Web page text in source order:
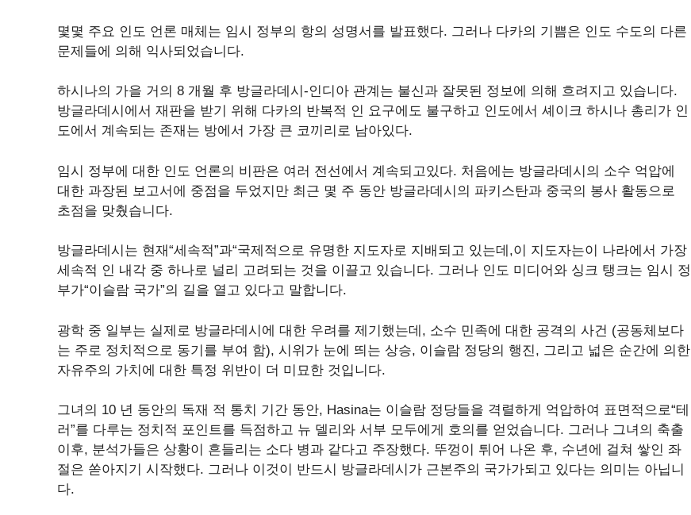
몇몇 주요 인도 언론 매체는 임시 정부의 항의 성명서를 발표했다. 그러나 다카의 기쁨은 인도 수도의 다른
문제들에 의해 익사되었습니다.
하시나의 가을 거의 8 개월 후 방글라데시-인디아 관계는 불신과 잘못된 정보에 의해 흐려지고 있습니다.
방글라데시에서 재판을 받기 위해 다카의 반복적 인 요구에도 불구하고 인도에서 셰이크 하시나 총리가 인
도에서 계속되는 존재는 방에서 가장 큰 코끼리로 남아있다.
임시 정부에 대한 인도 언론의 비판은 여러 전선에서 계속되고있다. 처음에는 방글라데시의 소수 억압에
대한 과장된 보고서에 중점을 두었지만 최근 몇 주 동안 방글라데시의 파키스탄과 중국의 봉사 활동으로
초점을 맞췄습니다.
방글라데시는 현재“세속적”과“국제적으로 유명한 지도자로 지배되고 있는데,이 지도자는이 나라에서 가장
세속적 인 내각 중 하나로 널리 고려되는 것을 이끌고 있습니다. 그러나 인도 미디어와 싱크 탱크는 임시 정
부가“이슬람 국가”의 길을 열고 있다고 말합니다.
광학 중 일부는 실제로 방글라데시에 대한 우려를 제기했는데, 소수 민족에 대한 공격의 사건 (공동체보다
는 주로 정치적으로 동기를 부여 함), 시위가 눈에 띄는 상승, 이슬람 정당의 행진, 그리고 넓은 순간에 의한
자유주의 가치에 대한 특정 위반이 더 미묘한 것입니다.
그녀의 10 년 동안의 독재 적 통치 기간 동안, Hasina는 이슬람 정당들을 격렬하게 억압하여 표면적으로“테
러”를 다루는 정치적 포인트를 득점하고 뉴 델리와 서부 모두에게 호의를 얻었습니다. 그러나 그녀의 축출
이후, 분석가들은 상황이 흔들리는 소다 병과 같다고 주장했다. 뚜껑이 튀어 나온 후, 수년에 걸쳐 쌓인 좌
절은 쏟아지기 시작했다. 그러나 이것이 반드시 방글라데시가 근본주의 국가가되고 있다는 의미는 아닙니
다.